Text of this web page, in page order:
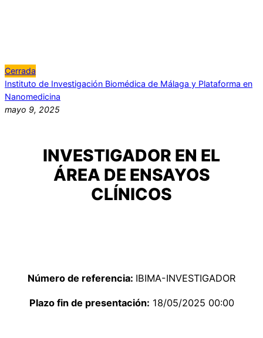
Cerrada
Instituto de Investigación Biomédica de Málaga y Plataforma en
Nanomedicina
mayo 9, 2025
INVESTIGADOR EN EL
ÁREA DE ENSAYOS
CLÍNICOS
Número de referencia: IBIMA-INVESTIGADOR
Plazo fin de presentación: 18/05/2025 00:00